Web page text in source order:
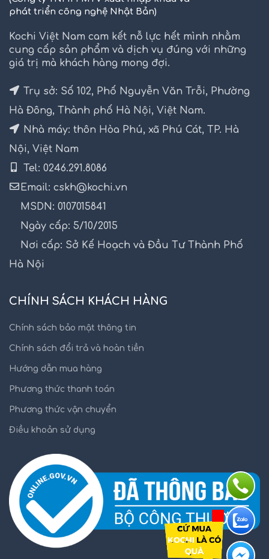
phát triển công nghệ Nhật Bản)
Kochi Việt Nam cam kết nỗ lực hết mình nhằm
cung cấp sản phẩm và dịch vụ đúng với những
giá trị mà khách hàng mong đợi.
Trụ sở: Số 102, Phố Nguyễn Văn Trỗi, Phường
Hà Đông, Thành phố Hà Nội, Việt Nam.
Nhà máy: thôn Hòa Phú, xã Phú Cát, TP. Hà
Nội, Việt Nam
Tel: 0246.291.8086
Email: cskh@kochi.vn
MSDN: 0107015841
Ngày cấp: 5/10/2015
Nơi cấp: Sở Kế Hoạch và Đầu Tư Thành Phố
Hà Nội
CHÍNH SÁCH KHÁCH HÀNG
Chính sách bảo mật thông tin
Chính sách đổi trả và hoàn tiền
Hướng dẫn mua hàng
Phương thức thanh toán
Phương thức vận chuyển
Điều khoản sử dụng